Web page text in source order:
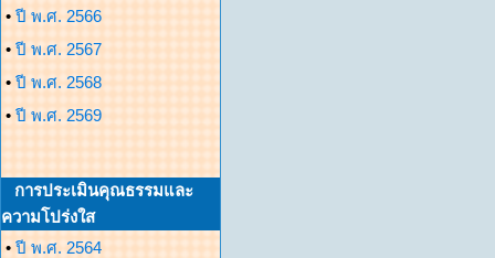
• ปี พ.ศ. 2566
• ปี พ.ศ. 2567
• ปี พ.ศ. 2568
• ปี พ.ศ. 2569
การประเมินคุณธรรมและ
ความโปร่งใส
• ปี พ.ศ. 2564